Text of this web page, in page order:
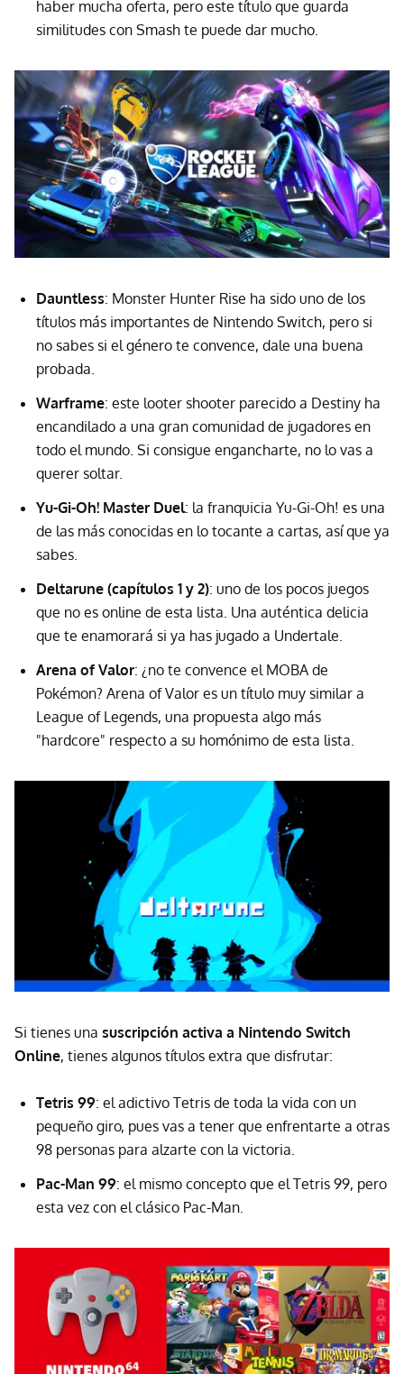
haber mucha oferta, pero este título que guarda
similitudes con Smash te puede dar mucho.
Dauntless: Monster Hunter Rise ha sido uno de los
títulos más importantes de Nintendo Switch, pero si
no sabes si el género te convence, dale una buena
probada.
Warframe: este looter shooter parecido a Destiny ha
encandilado a una gran comunidad de jugadores en
todo el mundo. Si consigue engancharte, no lo vas a
querer soltar.
Yu-Gi-Oh! Master Duel: la franquicia Yu-Gi-Oh! es una
de las más conocidas en lo tocante a cartas, así que ya
sabes.
Deltarune (capítulos 1 y 2): uno de los pocos juegos
que no es online de esta lista. Una auténtica delicia
que te enamorará si ya has jugado a Undertale.
Arena of Valor: ¿no te convence el MOBA de
Pokémon? Arena of Valor es un título muy similar a
League of Legends, una propuesta algo más
"hardcore" respecto a su homónimo de esta lista.
Si tienes una suscripción activa a Nintendo Switch
Online, tienes algunos títulos extra que disfrutar:
Tetris 99: el adictivo Tetris de toda la vida con un
pequeño giro, pues vas a tener que enfrentarte a otras
98 personas para alzarte con la victoria.
Pac-Man 99: el mismo concepto que el Tetris 99, pero
esta vez con el clásico Pac-Man.